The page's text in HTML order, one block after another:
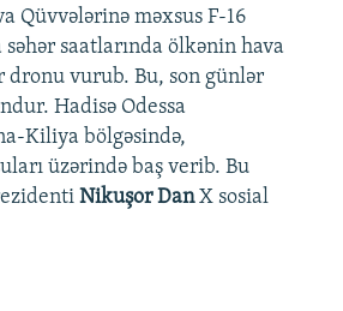
Qüvvələrinə məxsus F-16
səhər saatlarında ölkənin hava
dronu vurub. Bu, son günlər
Hadisə Odessa
Kiliya bölgəsində,
üzərində baş verib. Bu
Nikuşor DanX sosial